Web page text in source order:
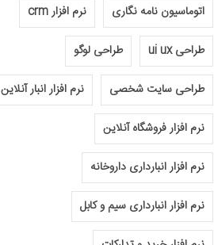
اتوماسیون نامه نگاری نرم افزار crm
طراحی ui ux طراحی لوگو
طراحی سایت شخصی نرم افزار انبار آنلاین
نرم افزار فروشگاه آنلاین
نرم افزار انبارداری داروخانه
نرم افزار انبارداری سیم و کابل